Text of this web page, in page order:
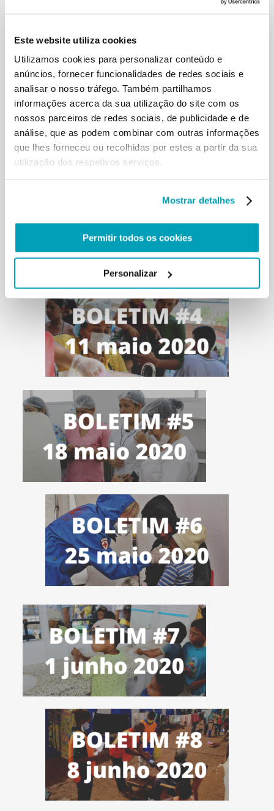
Este website utiliza cookies
Utilizamos cookies para personalizar conteúdo e
anúncios, fornecer funcionalidades de redes sociais e
analisar o nosso tráfego. Também partilhamos
informações acerca da sua utilização do site com os
nossos parceiros de redes sociais, de publicidade e de
análise, que as podem combinar com outras informações
que lhes forneceu ou recolhidas por estes a partir da sua
utilização dos respetivos serviços.
Mostrar detalhes
Permitir todos os cookies
Personalizar